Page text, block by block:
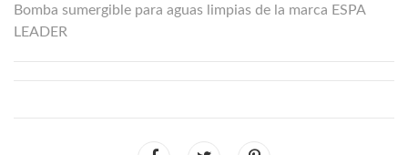
Bomba sumergible para aguas limpias de la marca ESPA
LEADER